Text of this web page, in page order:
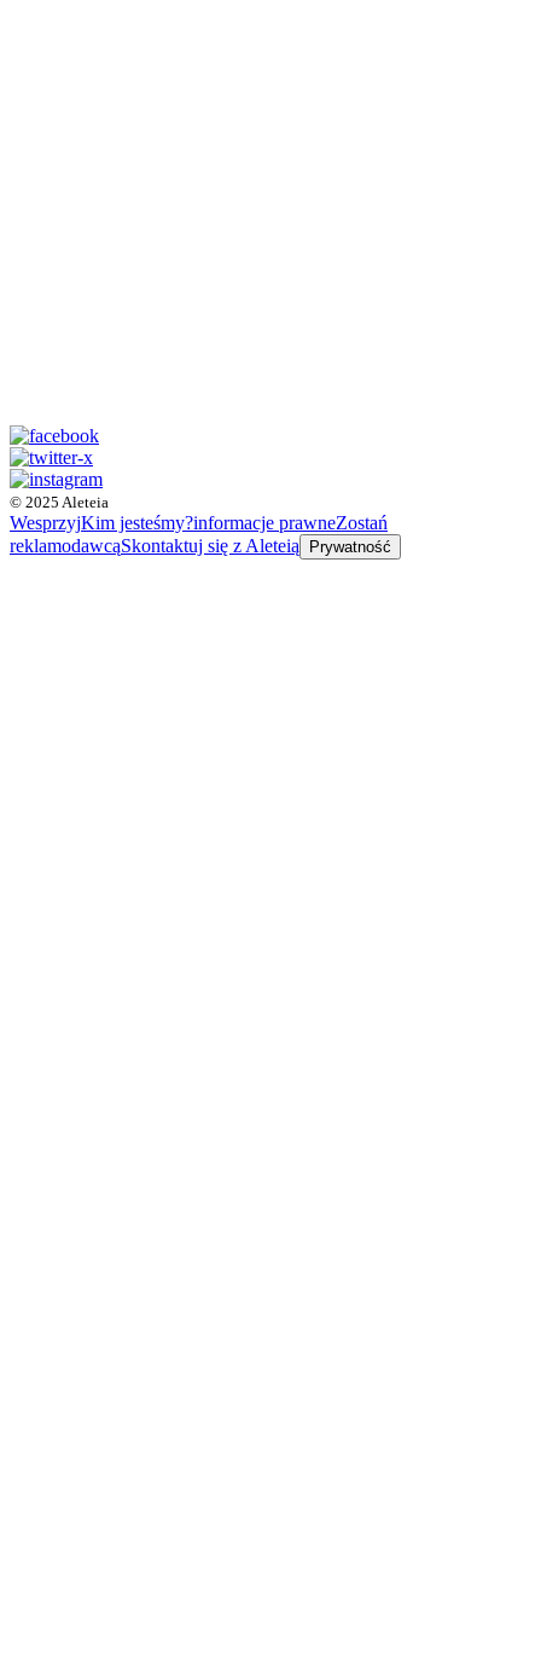
© 2025 Aleteia
WesprzyjKim jesteśmy?informacje prawneZostań
reklamodawcąSkontaktuj się z Aleteią Prywatność